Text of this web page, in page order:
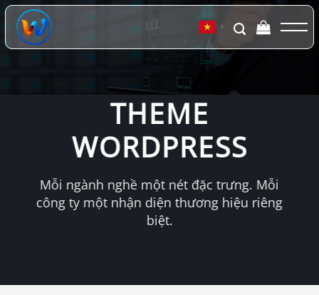
Chuyển
đến
dung
▼
THEME
WORDPRESS
Mỗi ngành nghề một nét đặc trưng. Mỗi
công ty một nhận diện thương hiệu riêng
biệt.